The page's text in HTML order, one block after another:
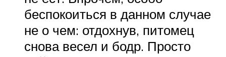
беспокоиться в данном случае
не о чем: отдохнув, питомец
снова весел и бодр. Просто